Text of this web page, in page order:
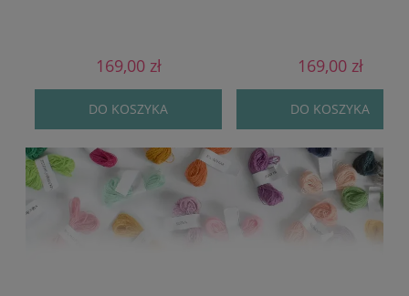
169,00 zł
DO KOSZYKA
169,00 zł
DO KOSZYKA